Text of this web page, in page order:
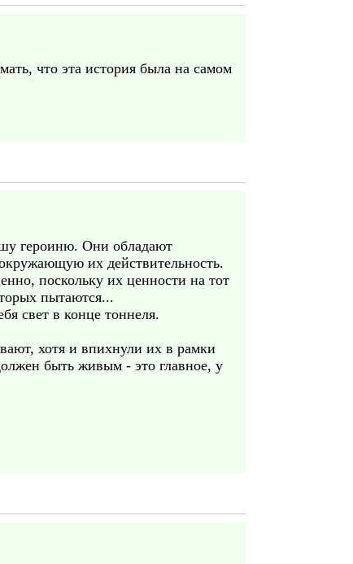
что эта история была на самом
героиню. Они обладают
их действительность.
поскольку их ценности на тот
пытаются...
свет в конце тоннеля.
хотя и впихнули их в рамки
быть живым - это главное, у